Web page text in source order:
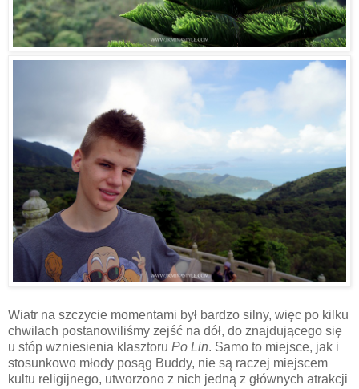
Wiatr na szczycie momentami był bardzo silny, więc po kilku
chwilach postanowiliśmy zejść na dół, do znajdującego się
u stóp wzniesienia klasztoru Po Lin. Samo to miejsce, jak i
stosunkowo młody posąg Buddy, nie są raczej miejscem
kultu religijnego, utworzono z nich jedną z głównych atrakcji